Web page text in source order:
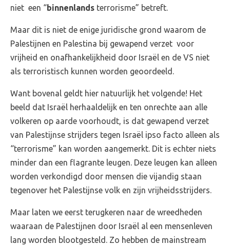
niet een “binnenlands terrorisme” betreft.
Maar dit is niet de enige juridische grond waarom de
Palestijnen en Palestina bij gewapend verzet voor
vrijheid en onafhankelijkheid door Israël en de VS niet
als terroristisch kunnen worden geoordeeld.
Want bovenal geldt hier natuurlijk het volgende! Het
beeld dat Israël herhaaldelijk en ten onrechte aan alle
volkeren op aarde voorhoudt, is dat gewapend verzet
van Palestijnse strijders tegen Israël ipso facto alleen als
“terrorisme” kan worden aangemerkt. Dit is echter niets
minder dan een flagrante leugen. Deze leugen kan alleen
worden verkondigd door mensen die vijandig staan
tegenover het Palestijnse volk en zijn vrijheidsstrijders.
Maar laten we eerst terugkeren naar de wreedheden
waaraan de Palestijnen door Israël al een mensenleven
lang worden blootgesteld. Zo hebben de mainstream